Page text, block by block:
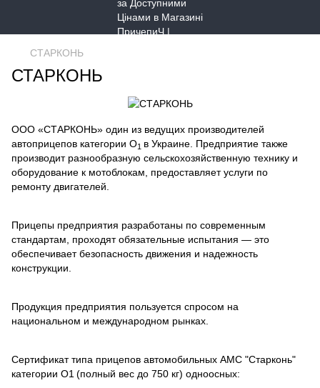
СТАРКОНЬ
СТАРКОНЬ
ООО «СТАРКОНЬ» один из ведущих производителей
автоприцепов категории О1 в Украине. Предприятие также
производит разнообразную сельскохозяйственную технику и
оборудование к мотоблокам, предоставляет услуги по
ремонту двигателей.
Прицепы предприятия разработаны по современным
стандартам, проходят обязательные испытания — это
обеспечивает безопасность движения и надежность
конструкции.
Продукция предприятия пользуется спросом на
национальном и международном рынках.
Сертификат типа прицепов автомобильных АМС "Старконь"
категории О1(полный вес до 750 кг) одноосных: